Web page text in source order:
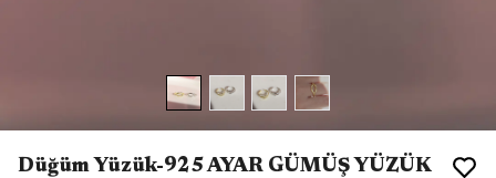
Düğüm Yüzük-925 AYAR GÜMÜŞ YÜZÜK